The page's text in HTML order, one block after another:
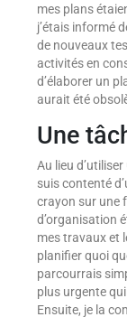
mes plans
j’étais informé
de nouveaux
activités en
d’élaborer un
aurait été
Une
Au lieu
suis contenté
crayon sur une
d’organisation
mes travaux et
planifier quoi
parcourrais
plus urgente
Ensuite, je la